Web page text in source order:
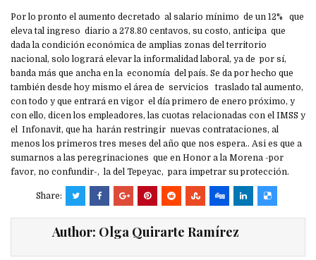
Por lo pronto el aumento decretado al salario mínimo de un 12% que
eleva tal ingreso diario a 278.80 centavos, su costo, anticipa que
dada la condición económica de amplias zonas del territorio
nacional, solo logrará elevar la informalidad laboral, ya de por sí,
banda más que ancha en la economía del país. Se da por hecho que
también desde hoy mismo el área de servicios traslado tal aumento,
con todo y que entrará en vigor el día primero de enero próximo, y
con ello, dicen los empleadores, las cuotas relacionadas con el IMSS y
el Infonavit, que ha harán restringir nuevas contrataciones, al
menos los primeros tres meses del año que nos espera.. Asi es que a
sumarnos a las peregrinaciones que en Honor a la Morena -por
favor, no confundir-, la del Tepeyac, para impetrar su protección.
Share:
Author: Olga Quirarte Ramírez